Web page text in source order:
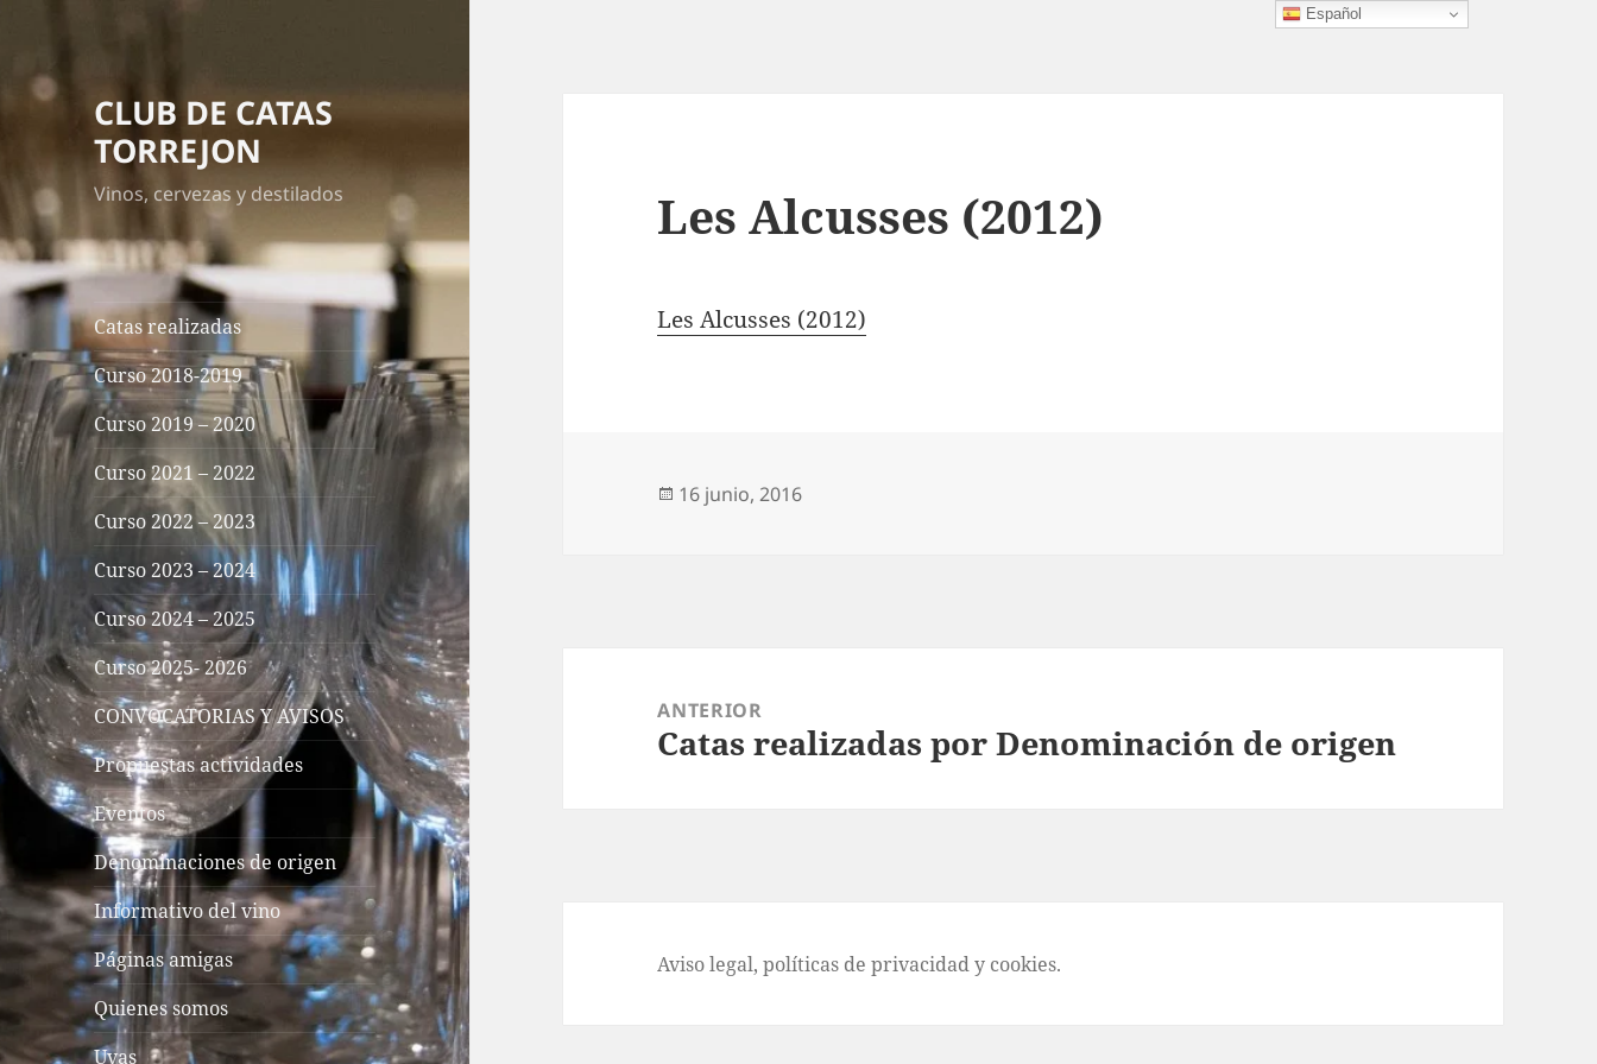
CLUB DE CATAS
TORREJON
Vinos, cervezas y destilados
Catas realizadas
Curso 2018-2019
Curso 2019 – 2020
Curso 2021 – 2022
Curso 2022 – 2023
Curso 2023 – 2024
Curso 2024 – 2025
Curso 2025- 2026
CONVOCATORIAS Y AVISOS
Propuestas actividades
Eventos
Denominaciones de origen
Informativo del vino
Páginas amigas
Quienes somos
Uvas
Les Alcusses (2012)
Les Alcusses (2012)
Publicado
16 junio, 2016
entradas
ANTERIOR
Entrada
Catas realizadas por Denominación de origen
Aviso legal, políticas deprivacidady cookies.
Español